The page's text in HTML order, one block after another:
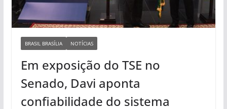
BRASIL BRASÍLIA NOTÍCIAS
Em exposição do TSE no
Senado, Davi aponta
confiabilidade do sistema